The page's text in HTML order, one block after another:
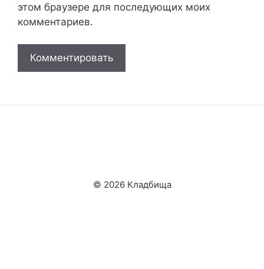
этом браузере для последующих моих
комментариев.
© 2026 Кладбища